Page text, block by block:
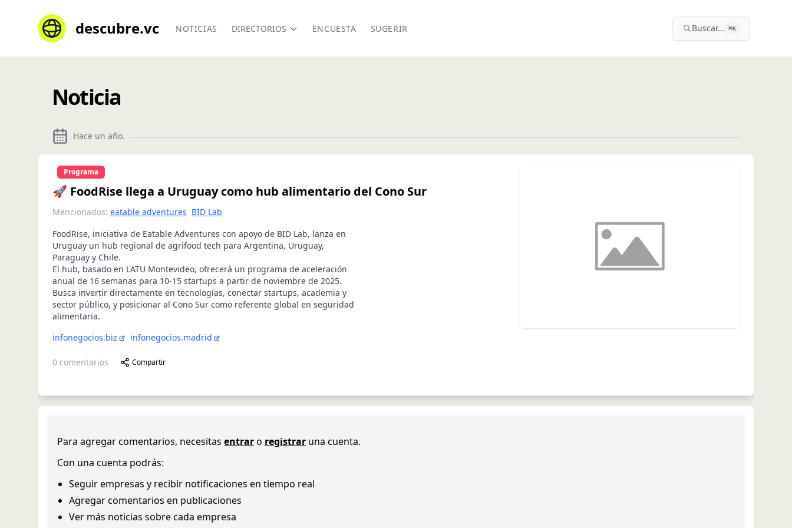
descubre.vc NOTICIAS DIRECTORIOS ENCUESTA SUGERIR Buscar... ⌘K
Noticia
Hace un año.
Programa
🚀 FoodRise llega a Uruguay como hub alimentario del Cono Sur
Mencionados: eatable adventures BID Lab
FoodRise, iniciativa de Eatable Adventures con apoyo de BID Lab, lanza en
Uruguay un hub regional de agrifood tech para Argentina, Uruguay,
Paraguay y Chile.
El hub, basado en LATU Montevideo, ofrecerá un programa de aceleración
anual de 16 semanas para 10-15 startups a partir de noviembre de 2025.
Busca invertir directamente en tecnologías, conectar startups, academia y
sector público, y posicionar al Cono Sur como referente global en seguridad
alimentaria.
infonegocios.biz
infonegocios.madrid
0 comentarios Compartir
Para agregar comentarios, necesitas entraro registrar una cuenta.
Con una cuenta podrás:
Seguir empresas y recibir notificaciones en tiempo real
Agregar comentarios en publicaciones
Ver más noticias sobre cada empresa